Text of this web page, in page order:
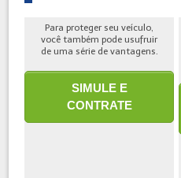
Para proteger seu veículo,
você também pode usufruir
de uma série de vantagens.
SIMULE E
CONTRATE